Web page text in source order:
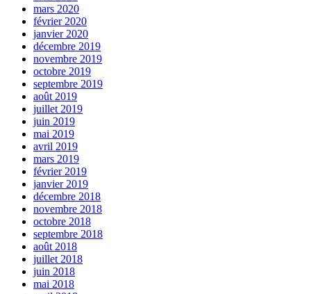
mars 2020
février 2020
janvier 2020
décembre 2019
novembre 2019
octobre 2019
septembre 2019
août 2019
juillet 2019
juin 2019
mai 2019
avril 2019
mars 2019
février 2019
janvier 2019
décembre 2018
novembre 2018
octobre 2018
septembre 2018
août 2018
juillet 2018
juin 2018
mai 2018